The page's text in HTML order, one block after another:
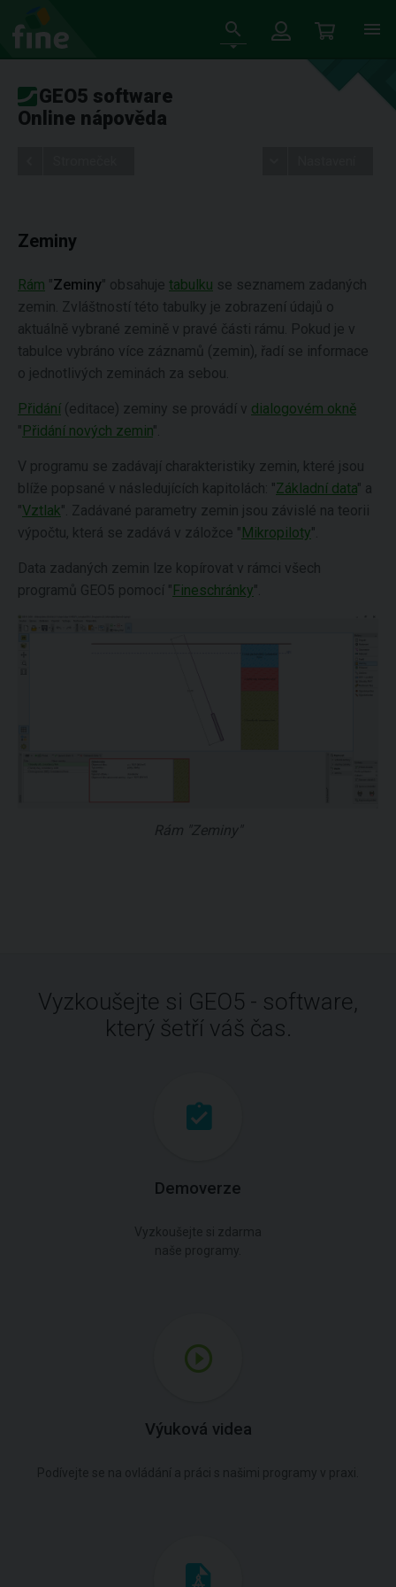
GEO5 software
Online nápověda
Zeminy
Rám "Zeminy" obsahuje tabulku se seznamem zadaných
zemin. Zvláštností této tabulky je zobrazení údajů o
aktuálně vybrané zemině v pravé části rámu. Pokud je v
tabulce vybráno více záznamů (zemin), řadí se informace
o jednotlivých zeminách za sebou.
Přidání (editace) zeminy se provádí v dialogovém okně
"Přidání nových zemin".
V programu se zadávají charakteristiky zemin, které jsou
blíže popsané v následujících kapitolách: "Základní data" a
"Vztlak". Zadávané parametry zemin jsou závislé na teorii
výpočtu, která se zadává v záložce "Mikropiloty".
Data zadaných zemin lze kopírovat v rámci všech
programů GEO5 pomocí "Fineschránky".
Rám "Zeminy"
Vyzkoušejte si GEO5 - software,
který šetří váš čas.
Demoverze
Výuková videa